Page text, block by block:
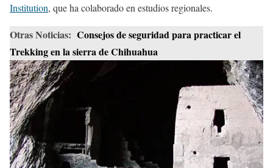
Institution, que ha colaborado en estudios regionales.
Otras Noticias: Consejos de seguridad para practicar el
Trekking en la sierra de Chihuahua